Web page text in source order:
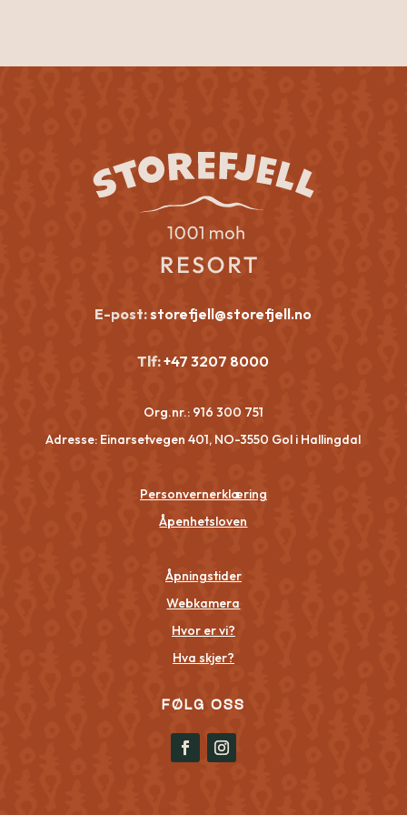
E-post:storefjell@storefjell.no
Tlf:+47 3207 8000
Org.nr.: 916 300 751
Adresse: Einarsetvegen 401, NO-3550 Gol i Hallingdal
Personvernerklæring
Åpenhetsloven
Åpningstider
Webkamera
Hvor er vi?
Hva skjer?
FØLG OSS